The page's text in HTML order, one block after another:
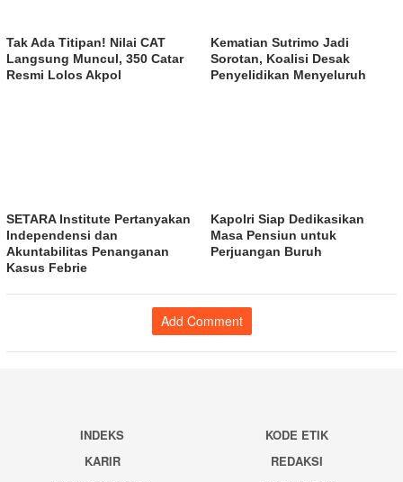
Tak Ada Titipan! Nilai CAT
Langsung Muncul, 350 Catar
Resmi Lolos Akpol
Kematian Sutrimo Jadi
Sorotan, Koalisi Desak
Penyelidikan Menyeluruh
SETARA Institute Pertanyakan
Independensi dan
Akuntabilitas Penanganan
Kasus Febrie
Kapolri Siap Dedikasikan
Masa Pensiun untuk
Perjuangan Buruh
Add Comment
INDEKS
KODE ETIK
KARIR
REDAKSI